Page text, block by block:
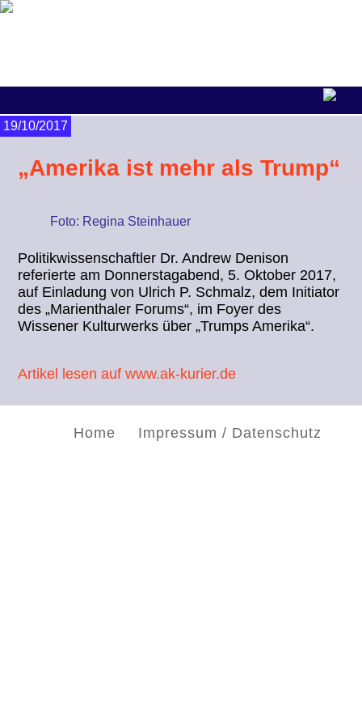
19/10/2017
„Amerika ist mehr als Trump“
Foto: Regina Steinhauer
Politikwissenschaftler Dr. Andrew Denison
referierte am Donnerstagabend, 5. Oktober 2017,
auf Einladung von Ulrich P. Schmalz, dem Initiator
des „Marienthaler Forums“, im Foyer des
Wissener Kulturwerks über „Trumps Amerika“.
Artikel lesen auf www.ak-kurier.de
Home Impressum / Datenschutz